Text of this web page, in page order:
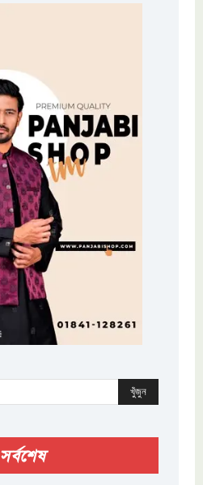
খুঁজুন
সর্বশেষ